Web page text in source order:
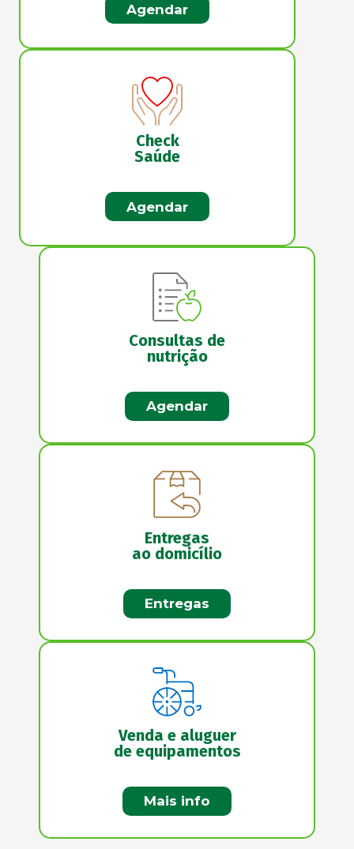
Agendar
Check
Saúde
Agendar
Consultas de
nutrição
Agendar
Entregas
ao domicílio
Entregas
Venda e aluguer
de equipamentos
Mais info